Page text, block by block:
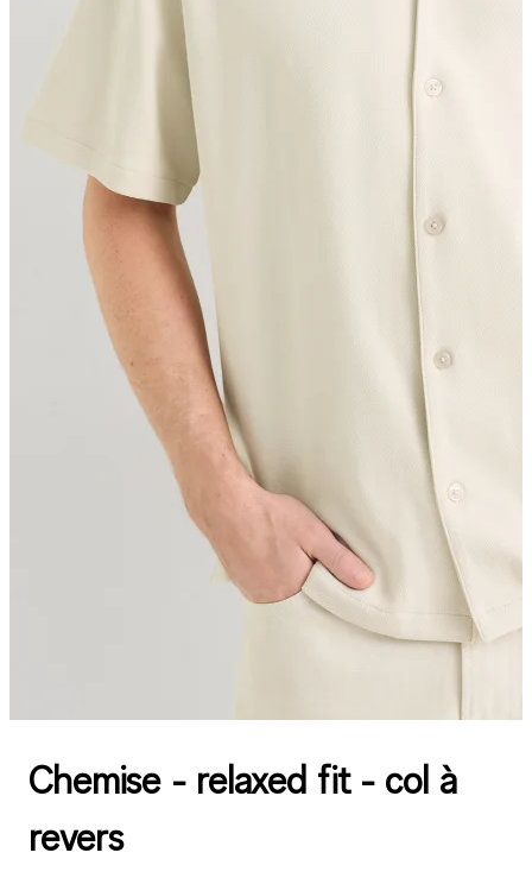
Chemise - relaxed fit - col à
revers